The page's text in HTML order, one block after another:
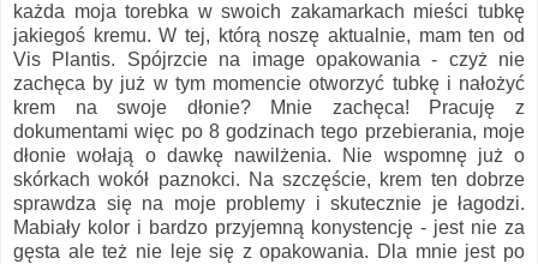
każda moja torebka w swoich zakamarkach mieści tubkę
jakiegoś kremu. W tej, którą noszę aktualnie, mam ten od
Vis Plantis. Spójrzcie na image opakowania - czyż nie
zachęca by już w tym momencie otworzyć tubkę i nałożyć
krem na swoje dłonie? Mnie zachęca! Pracuję z
dokumentami więc po 8 godzinach tego przebierania, moje
dłonie wołają o dawkę nawilżenia. Nie wspomnę już o
skórkach wokół paznokci. Na szczęście, krem ten dobrze
sprawdza się na moje problemy i skutecznie je łagodzi.
Mabiały kolor i bardzo przyjemną konystencję - jest nie za
gęsta ale też nie leje się z opakowania. Dla mnie jest po